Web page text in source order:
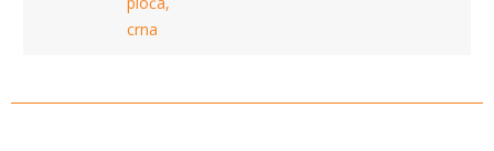
crna